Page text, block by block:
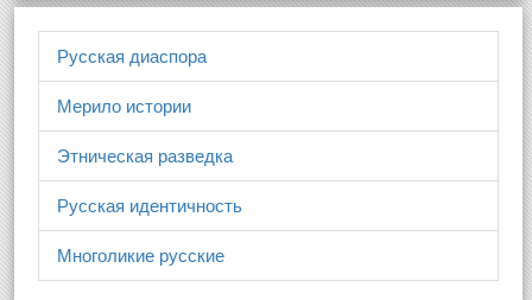
Русская диаспора
Мерило истории
Этническая разведка
Русская идентичность
Многоликие русские